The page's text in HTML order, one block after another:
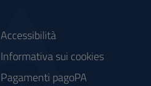
Accessibilità
Informativa sui cookies
Pagamenti pagoPA